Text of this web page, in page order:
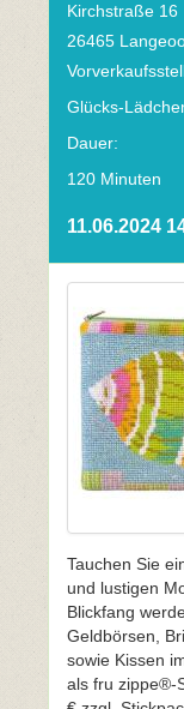
Kirchstraße 16
26465
Glücks-
Dauer:
120 Minuten
11.06.2024
Tauchen Sie
und lustigen
Blickfang
Geldbörsen,
sowie Kissen
als fru zippe®-